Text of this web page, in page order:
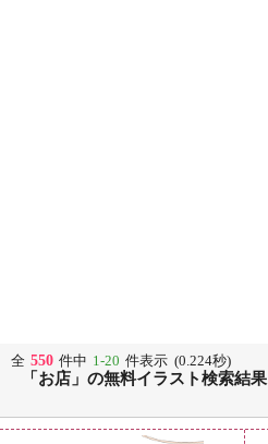
全 550 件中 1-20 件表示 (0.224秒)
「お店」の無料イラスト検索結果